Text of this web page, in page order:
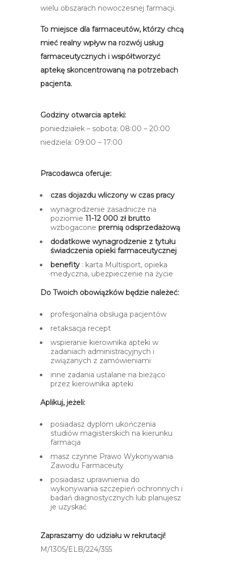
wielu obszarach nowoczesnej farmacji.
To miejsce dla farmaceutów, którzy chcą
mieć realny wpływ na rozwój usług
farmaceutycznych i współtworzyć
aptekę skoncentrowaną na potrzebach
pacjenta.
Godziny otwarcia apteki:
poniedziałek – sobota: 08:00 – 20:00
niedziela: 09:00 – 17:00​
Pracodawca oferuje:
czas dojazdu wliczony w czas pracy
wynagrodzenie zasadnicze na
poziomie 11-12 000 zł brutto
wzbogacone premią odsprzedażową
dodatkowe wynagrodzenie z tytułu
świadczenia opieki farmaceutycznej
benefity : karta Multisport, opieka
medyczna, ubezpieczenie na życie
Do Twoich obowiązków będzie należeć:
profesjonalna obsługa pacjentów
retaksacja recept
wspieranie kierownika apteki w
zadaniach administracyjnych i
związanych z zamówieniami
inne zadania ustalane na bieżąco
przez kierownika apteki
Aplikuj, jeżeli:
posiadasz dyplom ukończenia
studiów magisterskich na kierunku
farmacja
masz czynne Prawo Wykonywania
Zawodu Farmaceuty
posiadasz uprawnienia do
wykonywania szczepień ochronnych i
badań diagnostycznych lub planujesz
je uzyskać
Zapraszamy do udziału w rekrutacji!
M/1305/ELB/224/355​